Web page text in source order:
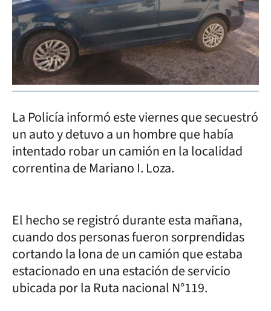
La Policía informó este viernes que secuestró
un auto y detuvo a un hombre que había
intentado robar un camión en la localidad
correntina de Mariano I. Loza.
El hecho se registró durante esta mañana,
cuando dos personas fueron sorprendidas
cortando la lona de un camión que estaba
estacionado en una estación de servicio
ubicada por la Ruta nacional N°119.